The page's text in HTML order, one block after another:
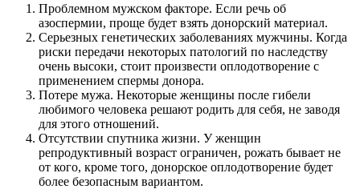
Проблемном мужском факторе. Если речь об
азоспермии, проще будет взять донорский материал.
Серьезных генетических заболеваниях мужчины. Когда
риски передачи некоторых патологий по наследству
очень высоки, стоит произвести оплодотворение с
применением спермы донора.
Потере мужа. Некоторые женщины после гибели
любимого человека решают родить для себя, не заводя
для этого отношений.
Отсутствии спутника жизни. У женщин
репродуктивный возраст ограничен, рожать бывает не
от кого, кроме того, донорское оплодотворение будет
более безопасным вариантом.